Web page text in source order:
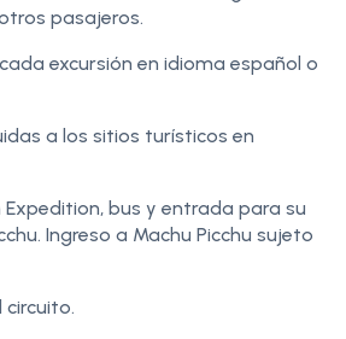
pasajeros.
excursión en idioma español o
a los sitios turísticos en
Expedition, bus y entrada para su
Ingreso a Machu Picchu sujeto
circuito.